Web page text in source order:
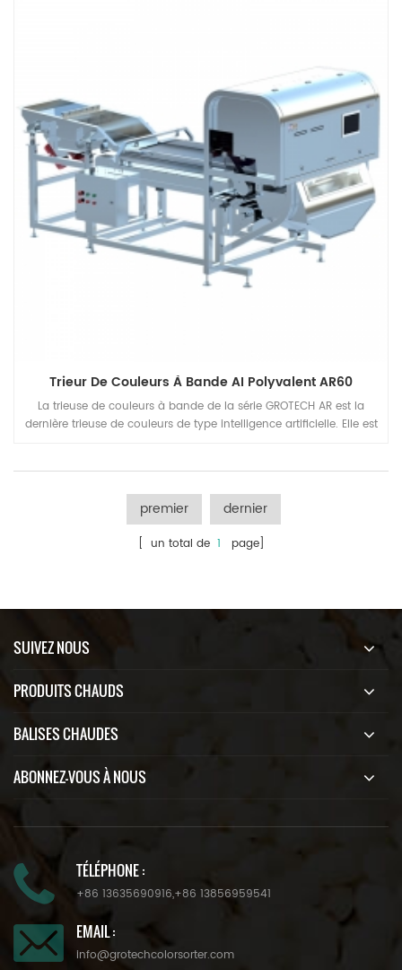
Trieur De Couleurs À Bande AI Polyvalent AR60
La trieuse de couleurs à bande de la série GROTECH AR est la
dernière trieuse de couleurs de type intelligence artificielle. Elle est
Applications de produits de la mer, etc.
premier dernier
[ un total de 1 page]
SUIVEZ NOUS
PRODUITS CHAUDS
BALISES CHAUDES
ABONNEZ-VOUS À NOUS
TÉLÉPHONE :
+86 13635690916,+86 13856959541
EMAIL :
info@grotechcolorsorter.com